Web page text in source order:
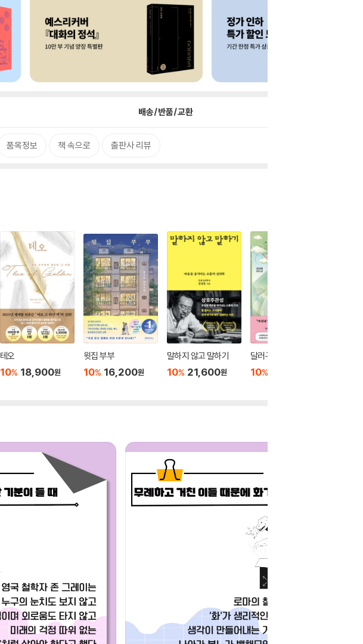
배송/반품/교환
품목정보 책 속으로 출판사 리뷰
테오
10% 18,900원
윗집 부부
10% 16,200원
말하지 않고 말하기
10% 21,600원
달러구트 꿈 백화점 0
10%